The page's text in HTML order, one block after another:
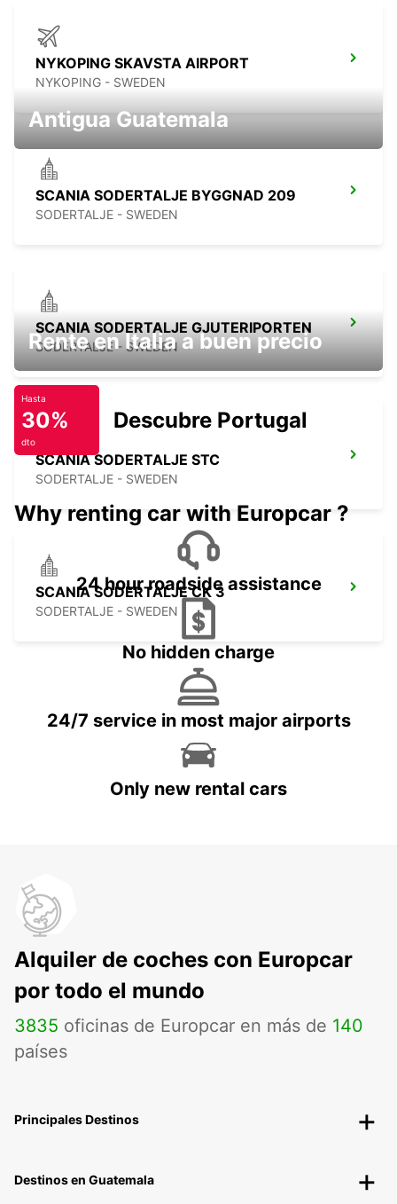
NYKOPING SKAVSTA AIRPORT
NYKOPING - SWEDEN
SCANIA SODERTALJE BYGGNAD 209
SODERTALJE - SWEDEN
SCANIA SODERTALJE GJUTERIPORTEN
SODERTALJE - SWEDEN
SCANIA SODERTALJE STC
SODERTALJE - SWEDEN
SCANIA SODERTALJE CK 3
SODERTALJE - SWEDEN
Antigua Guatemala
Rente en Italia a buen precio
Hasta
30%
dto
Descubre Portugal
Why renting car with Europcar ?
24 hour roadside assistance
No hidden charge
24/7 service in most major airports
Only new rental cars
Alquiler de coches con Europcar
por todo el mundo
3835 oficinas de Europcar en más de 140
países
Principales Destinos
Destinos en Guatemala